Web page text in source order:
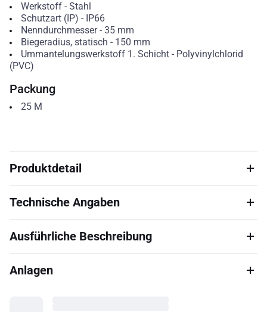
Werkstoff- Stahl
Schutzart (IP) - IP66
Nenndurchmesser- 35 mm
Biegeradius, statisch - 150 mm
Ummantelungswerkstoff 1. Schicht- Polyvinylchlorid
(PVC)
Packung
25 M
Produktdetail
Technische Angaben
Ausführliche Beschreibung
Anlagen